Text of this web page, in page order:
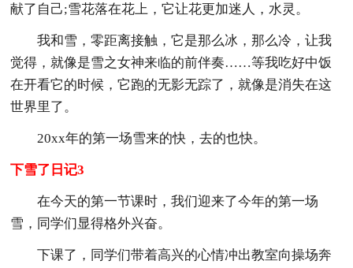
献了自己;雪花落在花上，它让花更加迷人，水灵。
我和雪，零距离接触，它是那么冰，那么冷，让我
觉得，就像是雪之女神来临的前伴奏……等我吃好中饭
在开看它的时候，它跑的无影无踪了，就像是消失在这
世界里了。
20xx年的第一场雪来的快，去的也快。
下雪了日记3
在今天的第一节课时，我们迎来了今年的第一场
雪，同学们显得格外兴奋。
下课了，同学们带着高兴的心情冲出教室向操场奔